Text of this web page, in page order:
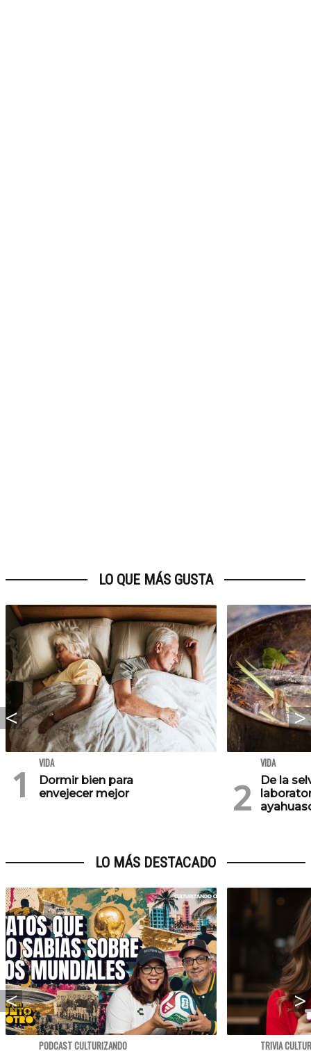
LO QUE MÁS GUSTA
VIDA
Dormir bien para
envejecer mejor
VIDA
De la
LO MÁS DESTACADO
PODCAST CULTURIZANDO TRIVIA